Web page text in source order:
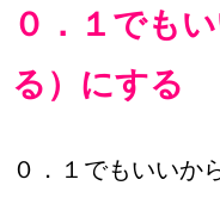
０．１でも
る）にする
０．１でもいいか